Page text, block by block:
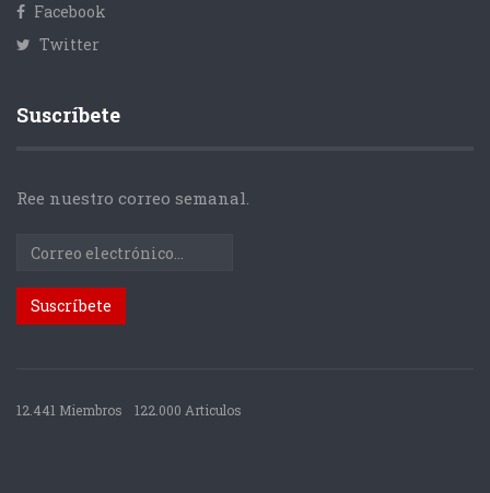
Facebook
Twitter
Suscríbete
Ree nuestro correo semanal.
12.441 Miembros 122.000 Articulos